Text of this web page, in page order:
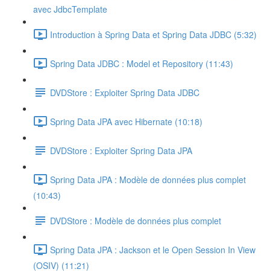
avec JdbcTemplate
Introduction à Spring Data et Spring Data JDBC (5:32)
Spring Data JDBC : Model et Repository (11:43)
DVDStore : Exploiter Spring Data JDBC
Spring Data JPA avec Hibernate (10:18)
DVDStore : Exploiter Spring Data JPA
Spring Data JPA : Modèle de données plus complet
(10:43)
DVDStore : Modèle de données plus complet
Spring Data JPA : Jackson et le Open Session In View
(OSIV) (11:21)